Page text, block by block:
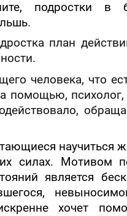
подростки в
план
человека, что
помощью, психолог,
научиться
силах.
Мотивом
является
хочет